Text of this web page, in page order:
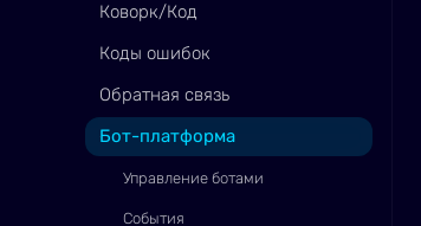
Коворк/Код
Коды ошибок
Обратная связь
Бот-платформа
Управление ботами
События